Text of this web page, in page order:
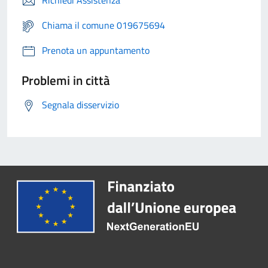
Chiama il comune 019675694
Prenota un appuntamento
Problemi in città
Segnala disservizio